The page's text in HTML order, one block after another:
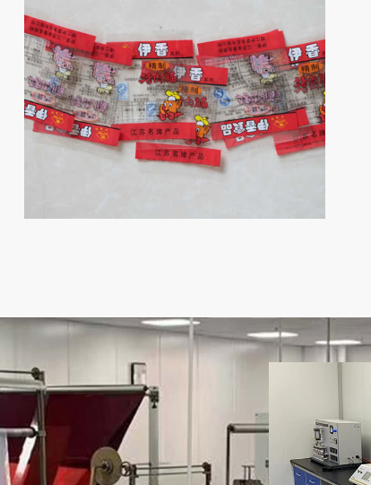
三边封袋
应用范围：三边封袋，即三边封口，只留一
个开口给用户装产品。
应用范围：食品真空袋应用于熟食、冷冻产
品、饼干等食品包装，真空袋是将包装容器
内的空气全部抽出密封，维持袋内处于低氧
状态，使微生物没有生存条件，以达到食品
新鲜、无病腐发生的目的。